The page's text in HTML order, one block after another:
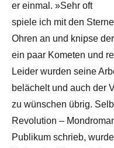
er einmal. »Sehr oft
spiele ich mit den
Ohren an und knipse
ein paar Kometen und
Leider wurden seine
belächelt und auch der
zu wünschen übrig.
Revolution –
Publikum schrieb,